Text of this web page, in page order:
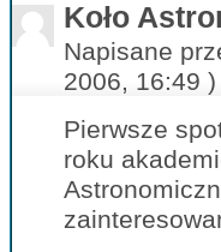
Koło
Napisane
2006, 16:49 )
Pierwsze
roku